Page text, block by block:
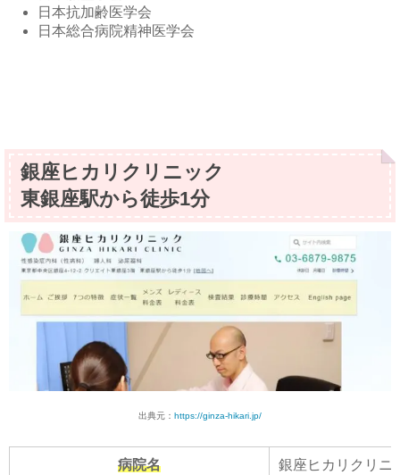
日本抗加齢医学会
日本総合病院精神医学会
銀座ヒカリクリニック
東銀座駅から徒歩1分
出典元： https://ginza-hikari.jp/
病院名 銀座ヒカリクリニ